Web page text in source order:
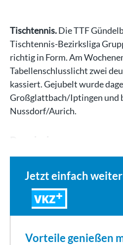
Tischtennis.Die TTF
Tischtennis-Bezirksliga
richtig in Form. Am
Tabellenschlusslicht zwei
kassiert. Gejubelt wurde
Großglattbach/Iptingen und
Nussdorf/Aurich.
Jetzt einfach
VKZ
Vorteile genießen